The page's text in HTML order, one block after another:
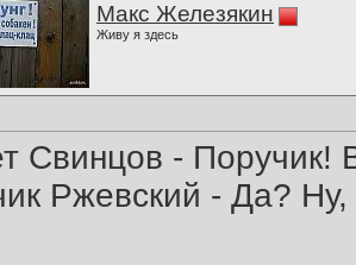
Макс Железякин
Живу я здесь
Свинцов -
Ржевский - Да?